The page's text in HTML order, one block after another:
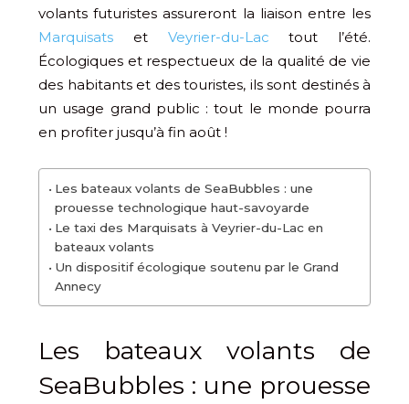
volants futuristes assureront la liaison entre les
Marquisats et Veyrier-du-Lac tout l’été.
Écologiques et respectueux de la qualité de vie
des habitants et des touristes, ils sont destinés à
un usage grand public : tout le monde pourra
en profiter jusqu’à fin août !
Les bateaux volants de SeaBubbles : une
prouesse technologique haut-savoyarde
Le taxi des Marquisats à Veyrier-du-Lac en
bateaux volants
Un dispositif écologique soutenu par le Grand
Annecy
Les bateaux volants de
SeaBubbles : une prouesse